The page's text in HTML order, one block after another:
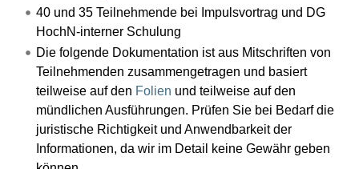
40 und 35 Teilnehmende bei Impulsvortrag und DG
HochN-interner Schulung
Die folgende Dokumentation ist aus Mitschriften von
Teilnehmenden zusammengetragen und basiert
teilweise auf den Folien und teilweise auf den
mündlichen Ausführungen. Prüfen Sie bei Bedarf die
juristische Richtigkeit und Anwendbarkeit der
Informationen, da wir im Detail keine Gewähr geben